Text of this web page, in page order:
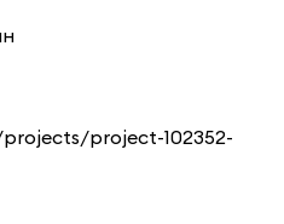
project-102352-